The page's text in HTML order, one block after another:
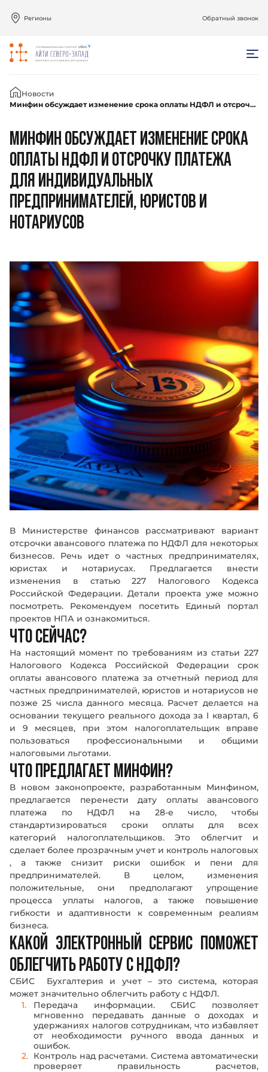
Регионы Обратный звонок
Главная
Новости
Минфин обсуждает изменение срока оплаты НДФЛ и отсрочку платежа для индивидуальных предпринимателей, юристов и нотариусов
МИНФИН ОБСУЖДАЕТ ИЗМЕНЕНИЕ СРОКА
ОПЛАТЫ НДФЛ И ОТСРОЧКУ ПЛАТЕЖА
ДЛЯ ИНДИВИДУАЛЬНЫХ
ПРЕДПРИНИМАТЕЛЕЙ, ЮРИСТОВ И
НОТАРИУСОВ
В Министерстве финансов рассматривают вариант
отсрочки авансового платежа по НДФЛ для некоторых
бизнесов. Речь идет о частных предпринимателях,
юристах и нотариусах. Предлагается внести
изменения в статью 227 Налогового Кодекса
Российской Федерации. Детали проекта уже можно
посмотреть. Рекомендуем посетить Единый портал
проектов НПА и ознакомиться.
ЧТО СЕЙЧАС?
На настоящий момент по требованиям из статьи 227
Налогового Кодекса Российской Федерации срок
оплаты авансового платежа за отчетный период для
частных предпринимателей, юристов и нотариусов не
позже 25 числа данного месяца. Расчет делается на
основании текущего реального дохода за I квартал, 6
и 9 месяцев, при этом налогоплательщик вправе
пользоваться профессиональными и общими
налоговыми льготами.
ЧТО ПРЕДЛАГАЕТ МИНФИН?
В новом законопроекте, разработанным Минфином,
предлагается перенести дату оплаты авансового
платежа по НДФЛ на 28-е число, чтобы
стандартизироваться сроки оплаты для всех
категорий налогоплательщиков. Это облегчит и
сделает более прозрачным учет и контроль налоговых
, а также снизит риски ошибок и пени для
предпринимателей. В целом, изменения
положительные, они предполагают упрощение
процесса уплаты налогов, а также повышение
гибкости и адаптивности к современным реалиям
бизнеса.
КАКОЙ ЭЛЕКТРОННЫЙ СЕРВИС ПОМОЖЕТ
ОБЛЕГЧИТЬ РАБОТУ С НДФЛ?
СБИС Бухгалтерия и учет – это система, которая
может значительно облегчить работу с НДФЛ.
Передача информации. СБИС позволяет
мгновенно передавать данные о доходах и
удержаниях налогов сотрудникам, что избавляет
от необходимости ручного ввода данных и
ошибок.
Контроль над расчетами. Система автоматически
проверяет правильность расчетов,